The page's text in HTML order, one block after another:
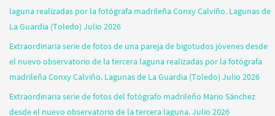
laguna realizadas por la fotógrafa madrileña Conxy Calviño. Lagunas de
La Guardia (Toledo) Julio 2026
Extraordinaria serie de fotos de una pareja de bigotudos jóvenes desde
el nuevo observatorio de la tercera laguna realizadas por la fotógrafa
madrileña Conxy Calviño. Lagunas de La Guardia (Toledo) Julio 2026
Extraordinaria serie de fotos del fotógrafo madrileño Mario Sánchez
desde el nuevo observatorio de la tercera laguna. Julio 2026